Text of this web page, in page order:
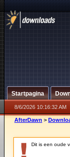
Startpagina
8/6/2026 10:16:32 AM
AfterDawn >
Dit is een oude